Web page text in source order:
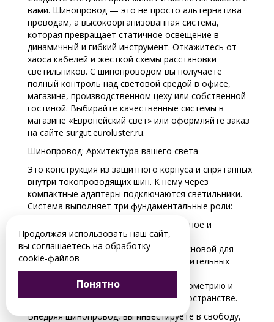
вами. Шинопровод — это не просто альтернатива
проводам, а высокоорганизованная система,
которая превращает статичное освещение в
динамичный и гибкий инструмент. Откажитесь от
хаоса кабелей и жёсткой схемы расстановки
светильников. С шинопроводом вы получаете
полный контроль над световой средой в офисе,
магазине, производственном цеху или собственной
гостиной. Выбирайте качественные системы в
магазине «Европейский свет» или оформляйте заказ
на сайте surgut.euroluster.ru.
Шинопровод: Архитектура вашего света
Это конструкция из защитного корпуса и спрятанных
внутри токопроводящих шин. К нему через
компактные адаптеры подключаются светильники.
Система выполняет три фундаментальные роли:
Питание: Обеспечивает безопасное и
надежное электроснабжение.
Несущая конструкция: Служит основой для
крепления и перемещения осветительных
приборов.
Структурный элемент: Задает геометрию и
ритм световой композиции в пространстве.
Внедряя шинопровод, вы инвестируете в свободу,
Продолжая использовать наш сайт,
вы соглашаетесь на обработку
cookie-файлов
Понятно